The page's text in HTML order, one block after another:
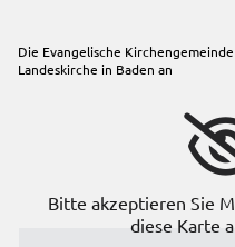
Die Evangelische
Landeskirche in Baden an
Bitte akzeptieren Sie
diese Karte